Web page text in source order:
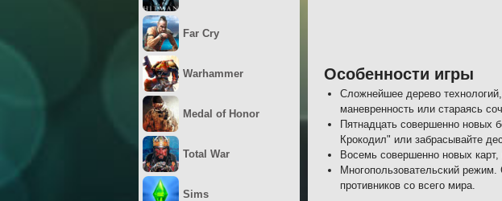
Особенности игры
Сложнейшее дерево
маневренность или стараясь
Пятнадцать совершенно новых
Крокодил" или забрасывайте
Восемь совершенно новых карт,
Многопользовательский режим.
противников со всего мира.
Far Cry
Warhammer
Medal of Honor
Total War
Sims